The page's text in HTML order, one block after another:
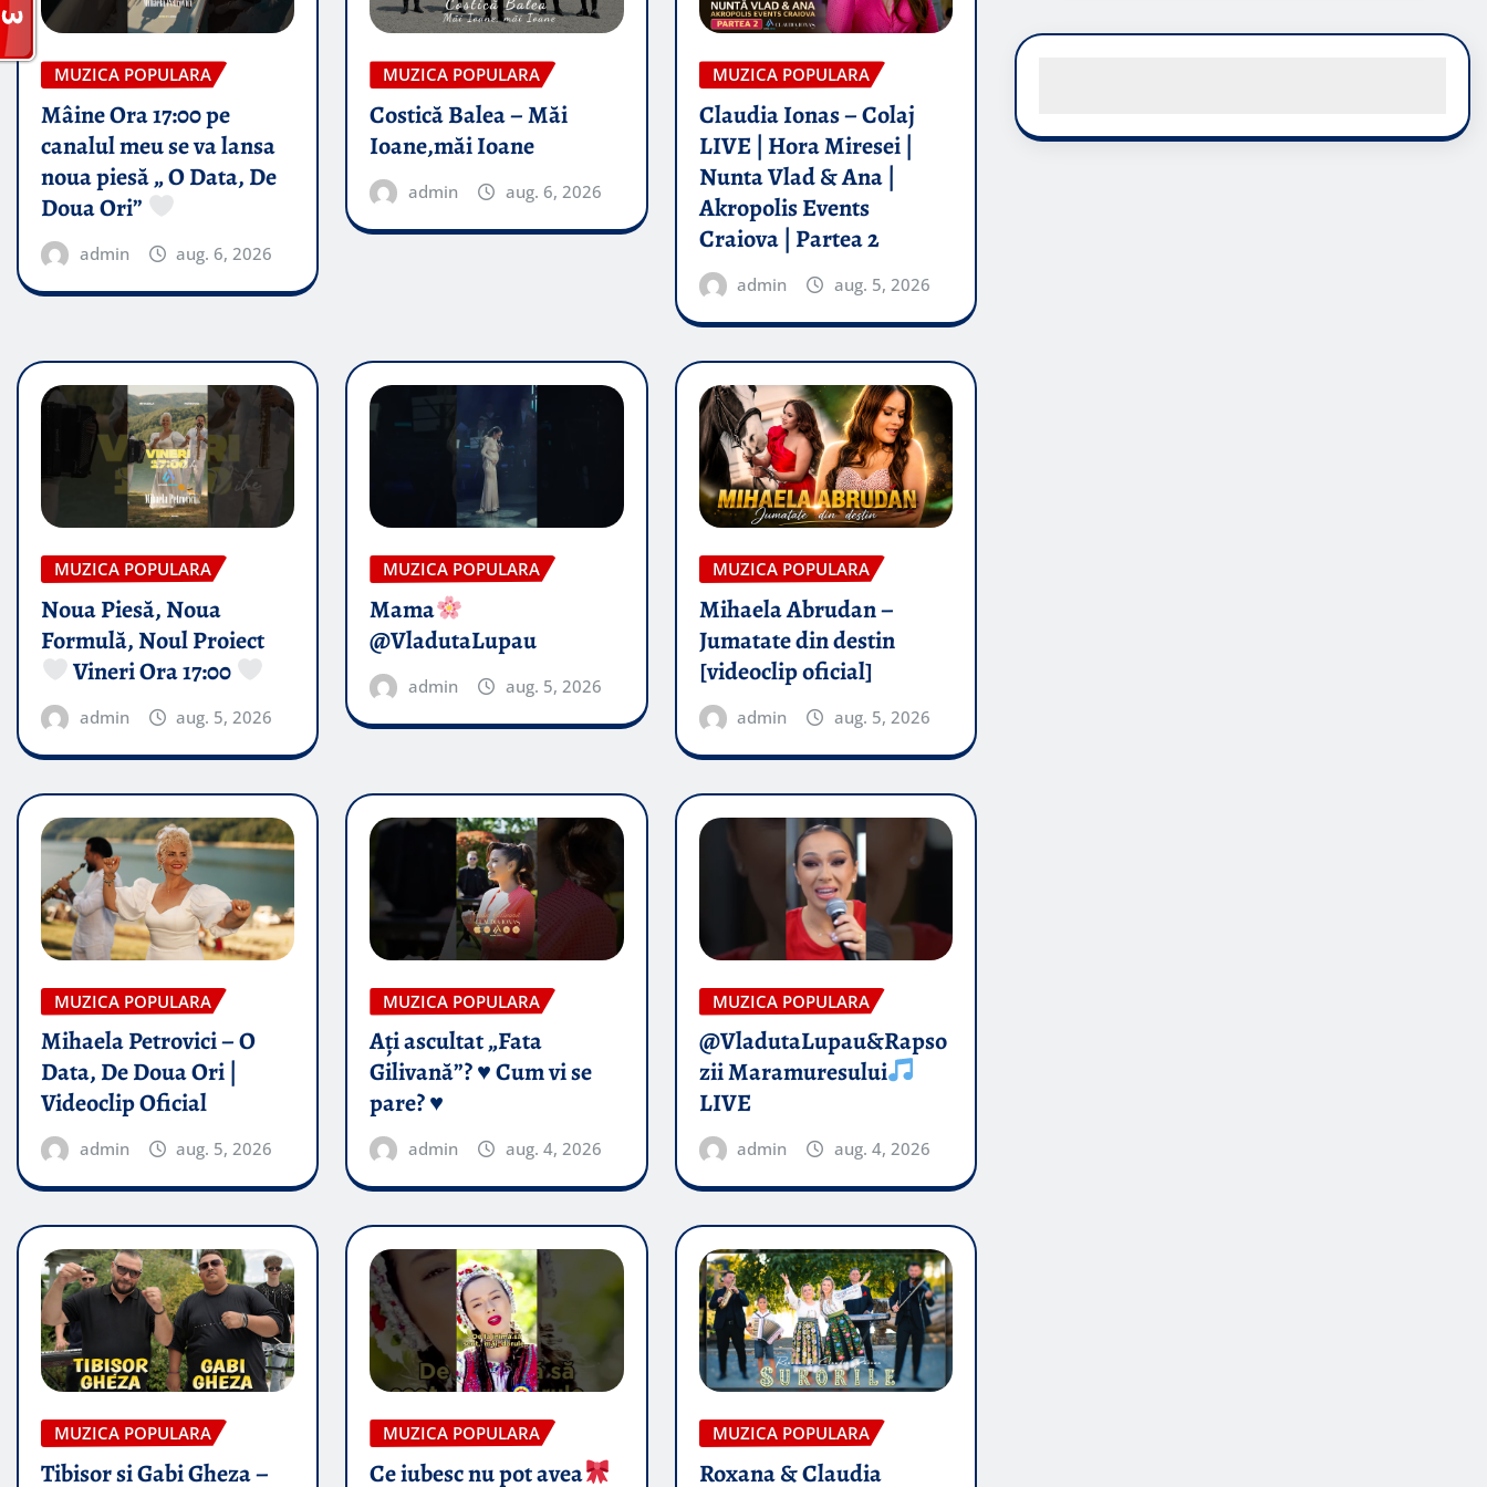
MUZICA POPULARA
Mâine Ora 17:00 pe
canalul meu se va lansa
noua piesă „ O Data, De
Doua Ori”
admin aug. 6, 2026
MUZICA POPULARA
Costică Balea – Măi
Ioane,măi Ioane
admin aug. 6, 2026
MUZICA POPULARA
Claudia Ionas – Colaj
LIVE | Hora Miresei |
Nunta Vlad & Ana |
Akropolis Events
Craiova | Partea 2
admin aug. 5, 2026
MUZICA POPULARA
Noua Piesă, Noua
Formulă, Noul Proiect
Vineri Ora 17:00
admin aug. 5, 2026
MUZICA POPULARA
Mama
@VladutaLupau
admin aug. 5, 2026
MUZICA POPULARA
Mihaela Abrudan –
Jumatate din destin
[videoclip oficial]
admin aug. 5, 2026
MUZICA POPULARA
Mihaela Petrovici – O
Data, De Doua Ori |
Videoclip Oficial
admin aug. 5, 2026
MUZICA POPULARA
Ați ascultat „Fata
Gilivană”? ♥️ Cum vi se
pare? ♥️
admin aug. 4, 2026
MUZICA POPULARA
@VladutaLupau&Rapso
zii Maramuresului
LIVE
admin aug. 4, 2026
MUZICA POPULARA
Tibisor si Gabi Gheza –
MUZICA POPULARA
Ce iubesc nu pot avea
MUZICA POPULARA
Roxana & Claudia